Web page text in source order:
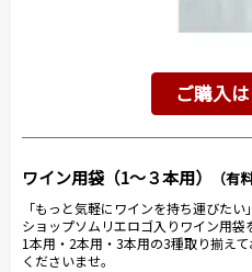
ご購入
ワイン用袋（1～３本用） （有
「もっと気軽にワインを持ち運びた
ショップソムリエロゴ入りワイン用袋
1本用・2本用・3本用の3種取り揃え
くださいませ。